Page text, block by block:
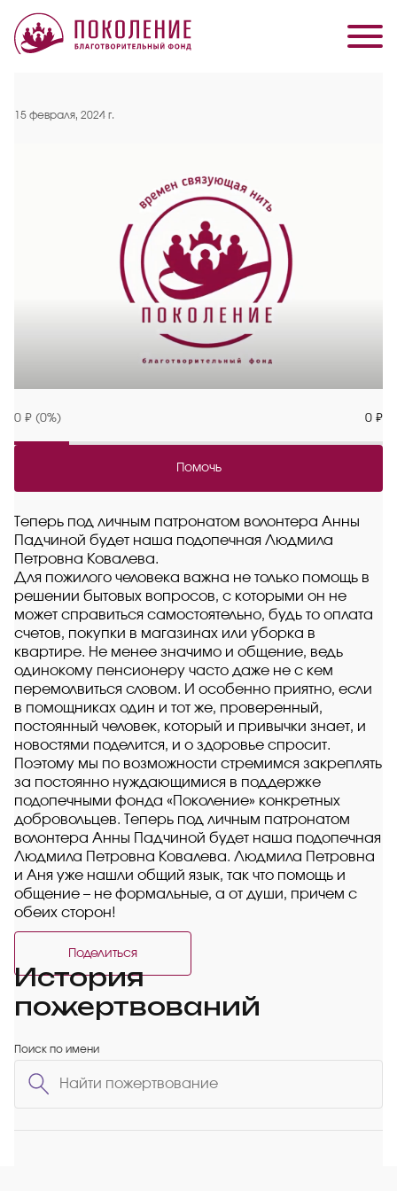
15 февраля, 2024 г.
0 ₽ (0%) 0 ₽
Помочь
Теперь под личным патронатом волонтера Анны
Падчиной будет наша подопечная Людмила
Петровна Ковалева.
Для пожилого человека важна не только помощь в
решении бытовых вопросов, с которыми он не
может справиться самостоятельно, будь то оплата
счетов, покупки в магазинах или уборка в
квартире. Не менее значимо и общение, ведь
одинокому пенсионеру часто даже не с кем
перемолвиться словом. И особенно приятно, если
в помощниках один и тот же, проверенный,
постоянный человек, который и привычки знает, и
новостями поделится, и о здоровье спросит.
Поэтому мы по возможности стремимся закреплять
за постоянно нуждающимися в поддержке
подопечными фонда «Поколение» конкретных
добровольцев. Теперь под личным патронатом
волонтера Анны Падчиной будет наша подопечная
Людмила Петровна Ковалева. Людмила Петровна
и Аня уже нашли общий язык, так что помощь и
общение – не формальные, а от души, причем с
обеих сторон!
Поделиться
История
пожертвований
Поиск по имени